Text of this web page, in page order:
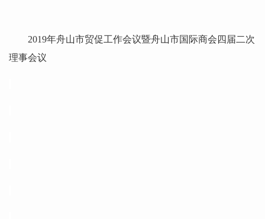
2019年舟山市贸促工作会议暨舟山市国际商会四届二次
理事会议